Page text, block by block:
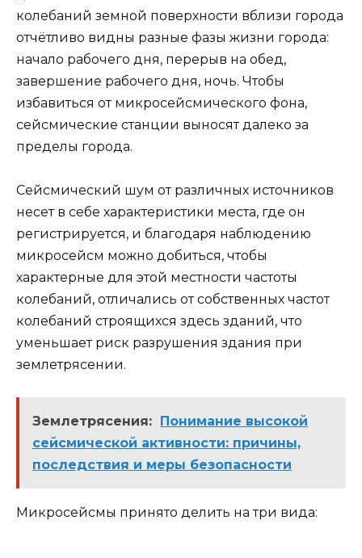
колебаний земной поверхности вблизи города
отчётливо видны разные фазы жизни города:
начало рабочего дня, перерыв на обед,
завершение рабочего дня, ночь. Чтобы
избавиться от микросейсмического фона,
сейсмические станции выносят далеко за
пределы города.
Сейсмический шум от различных источников
несет в себе характеристики места, где он
регистрируется, и благодаря наблюдению
микросейсм можно добиться, чтобы
характерные для этой местности частоты
колебаний, отличались от собственных частот
колебаний строящихся здесь зданий, что
уменьшает риск разрушения здания при
землетрясении.
Землетрясения: Понимание высокой
сейсмической активности: причины,
последствия и меры безопасности
Микросейсмы принято делить на три вида: